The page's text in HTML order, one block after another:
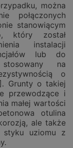
można
połączonych
stanowiącym
który został
instalacji
lub do
na
o
Grunty o takiej
przewodzące i
małej wartości
otulina
ale także
styku uziomu z